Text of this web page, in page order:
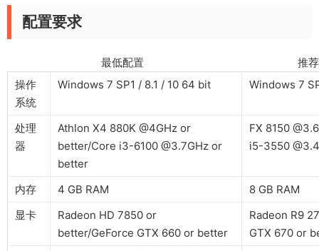
配置要求
最低配置 推荐配
操作
系统
Windows 7 SP1 / 8.1 / 10 64 bit Windows 7
处理
器
Athlon X4 880K @4GHz or
better/Core i3-6100 @3.7GHz or
better
FX 8150
i5-3550
内存 4 GB RAM
8 GB RAM
显卡
Radeon HD 7850 or
better/GeForce GTX 660 or better
Radeon R9
GTX 670 or